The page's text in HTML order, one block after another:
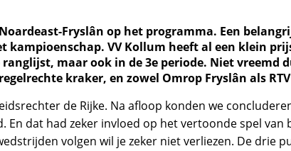
Fryslân op het programma. Een
kampioenschap. VV Kollum heeft al een klein
maar ook in de 3e periode. Niet vreemd
kraker, en zowel Omrop Fryslân als
de Rijke. Na afloop konden we
dat had zeker invloed op het vertoonde spel van
volgen wil je zeker niet verliezen. De drie